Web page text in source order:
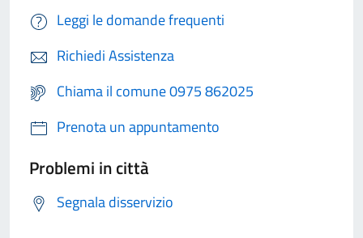
Leggi le domande frequenti
Richiedi Assistenza
Chiama il comune 0975 862025
Prenota un appuntamento
Problemi in città
Segnala disservizio